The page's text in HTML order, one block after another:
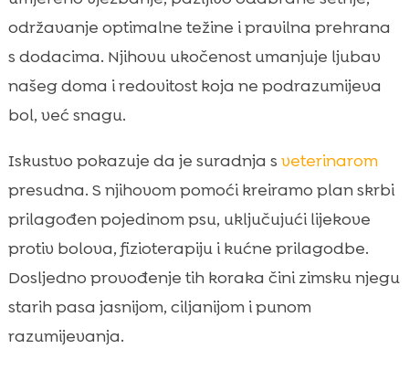
sigurnost na ledu
 Prehrana i kontrola težine kao oslonac
zdravim zglobovima
 CricksyDog preporuke za starije pse i
osjetljive zglobove
podrška zimi
 Fizioterapija i blaga tjelovježba u kućnim
uvjetima
 Zaštitna oprema i odjeća za hladne dane
 stariji pas zaštita zglobova zimi
 Mentalno obogaćivanje i mir kod kuće
Zaključak
održavanje optimalne težine i pravilna prehrana
s dodacima. Njihovu ukočenost umanjuje ljubav
našeg doma i redovitost koja ne podrazumijeva
bol, već snagu.
Iskustvo pokazuje da je suradnja s veterinarom
presudna. S njihovom pomoći kreiramo plan skrbi
prilagođen pojedinom psu, uključujući lijekove
protiv bolova, fizioterapiju i kućne prilagodbe.
Dosljedno provođenje tih koraka čini zimsku njegu
starih pasa jasnijom, ciljanijom i punom
razumijevanja.